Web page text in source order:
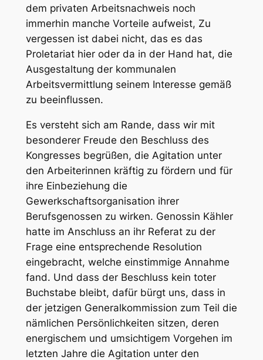
dem privaten Arbeitsnachweis noch
immerhin manche Vorteile aufweist, Zu
vergessen ist dabei nicht, das es das
Proletariat hier oder da in der Hand hat, die
Ausgestaltung der kommunalen
Arbeitsvermittlung seinem Interesse gemäß
zu beeinflussen.
Es versteht sich am Rande, dass wir mit
besonderer Freude den Beschluss des
Kongresses begrüßen, die Agitation unter
den Arbeiterinnen kräftig zu fördern und für
ihre Einbeziehung die
Gewerkschaftsorganisation ihrer
Berufsgenossen zu wirken. Genossin Kähler
hatte im Anschluss an ihr Referat zu der
Frage eine entsprechende Resolution
eingebracht, welche einstimmige Annahme
fand. Und dass der Beschluss kein toter
Buchstabe bleibt, dafür bürgt uns, dass in
der jetzigen Generalkommission zum Teil die
nämlichen Persönlichkeiten sitzen, deren
energischem und umsichtigem Vorgehen im
letzten Jahre die Agitation unter den